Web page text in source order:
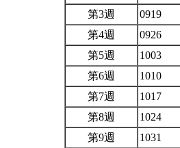
第3週
0919
第4週
0926
第5週
1003
第6週
1010
第7週
1017
第8週
1024
第9週
1031